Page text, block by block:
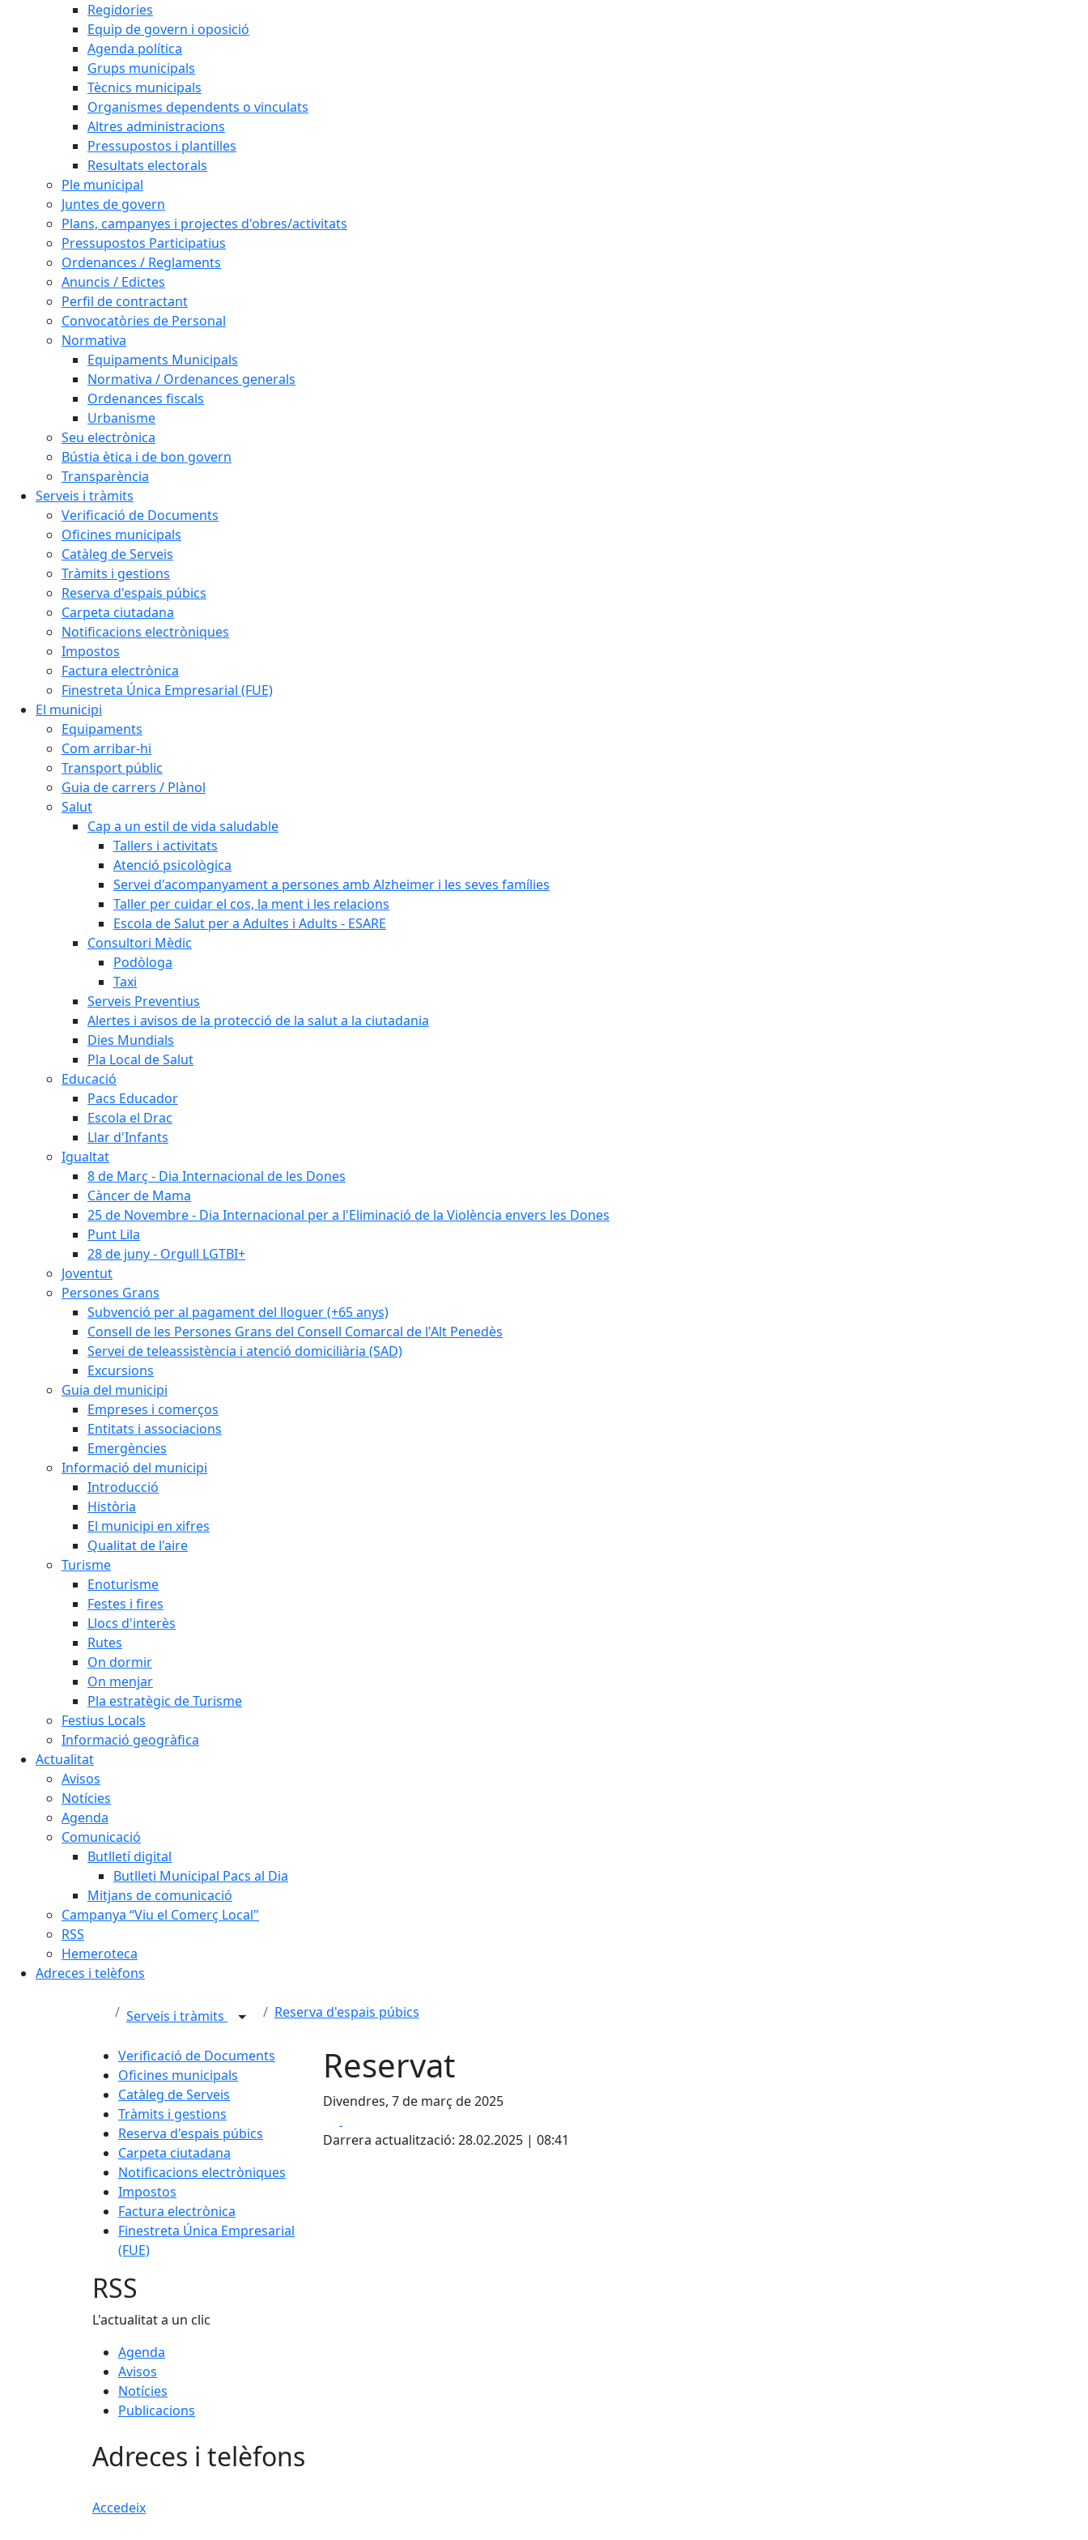
Regidories
Equip de govern i oposició
Agenda política
Grups municipals
Tècnics municipals
Organismes dependents o vinculats
Altres administracions
Pressupostos i plantilles
Resultats electorals
Ple municipal
Juntes de govern
Plans, campanyes i projectes d'obres/activitats
Pressupostos Participatius
Ordenances / Reglaments
Anuncis / Edictes
Perfil de contractant
Convocatòries de Personal
Normativa
Equipaments Municipals
Normativa / Ordenances generals
Ordenances fiscals
Urbanisme
Seu electrònica
Bústia ètica i de bon govern
Transparència
Serveis i tràmits
Verificació de Documents
Oficines municipals
Catàleg de Serveis
Tràmits i gestions
Reserva d'espais púbics
Carpeta ciutadana
Notificacions electròniques
Impostos
Factura electrònica
Finestreta Única Empresarial (FUE)
El municipi
Equipaments
Com arribar-hi
Transport públic
Guia de carrers / Plànol
Salut
Cap a un estil de vida saludable
Tallers i activitats
Atenció psicològica
Servei d'acompanyament a persones amb Alzheimer i les seves famílies
Taller per cuidar el cos, la ment i les relacions
Escola de Salut per a Adultes i Adults - ESARE
Consultori Mèdic
Podòloga
Taxi
Serveis Preventius
Alertes i avisos de la protecció de la salut a la ciutadania
Dies Mundials
Pla Local de Salut
Educació
Pacs Educador
Escola el Drac
Llar d'Infants
Igualtat
8 de Març - Dia Internacional de les Dones
Càncer de Mama
25 de Novembre - Dia Internacional per a l'Eliminació de la Violència envers les Dones
Punt Lila
28 de juny - Orgull LGTBI+
Joventut
Persones Grans
Subvenció per al pagament del lloguer (+65 anys)
Consell de les Persones Grans del Consell Comarcal de l'Alt Penedès
Servei de teleassistència i atenció domiciliària (SAD)
Excursions
Guia del municipi
Empreses i comerços
Entitats i associacions
Emergències
Informació del municipi
Introducció
Història
El municipi en xifres
Qualitat de l'aire
Turisme
Enoturisme
Festes i fires
Llocs d'interès
Rutes
On dormir
On menjar
Pla estratègic de Turisme
Festius Locals
Informació geogràfica
Actualitat
Avisos
Notícies
Agenda
Comunicació
Butlletí digital
Butlleti Municipal Pacs al Dia
Mitjans de comunicació
Campanya “Viu el Comerç Local"
RSS
Hemeroteca
Adreces i telèfons
Serveis i tràmits Reserva d'espais púbics
Verificació de Documents
Oficines municipals
Catàleg de Serveis
Tràmits i gestions
Reserva d'espais púbics
Carpeta ciutadana
Notificacions electròniques
Impostos
Factura electrònica
Finestreta Única Empresarial
(FUE)
Reservat
Divendres, 7 de març de 2025
Darrera actualització: 28.02.2025 | 08:41
RSS
L'actualitat a un clic
Agenda
Avisos
Notícies
Publicacions
Adreces i telèfons
Accedeix